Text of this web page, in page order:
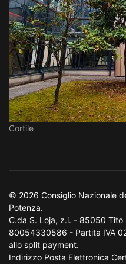
Cortile
© 2026 Consiglio Nazionale
Potenza.
C.da S. Loja, z.i. - 85050 Tito
80054330586 - Partita IVA
allo split payment.
Indirizzo Posta Elettronica